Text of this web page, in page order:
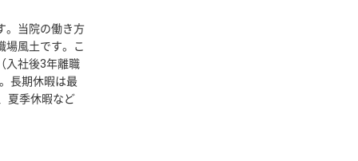
。当院の働き方
場風土です。こ
入社後3年離職
長期休暇は最
夏季休暇など